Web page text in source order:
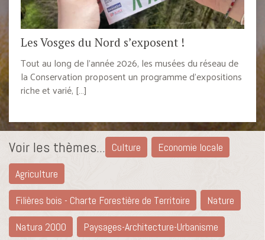
Les Vosges du Nord s’exposent !
Tout au long de l’année 2026, les musées du réseau de
la Conservation proposent un programme d’expositions
riche et varié, […]
Voir les thèmes... Culture
Economie locale
Agriculture
Filières bois - Charte Forestière de Territoire
Nature
Natura 2000
Paysages-Architecture-Urbanisme